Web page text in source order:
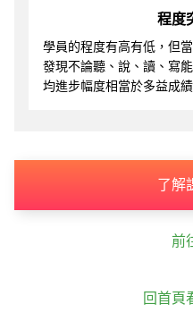
程度
學員的程度有高有低，但
發現不論聽、說、讀、寫
均進步幅度相當於多益成
了解
前
回首頁